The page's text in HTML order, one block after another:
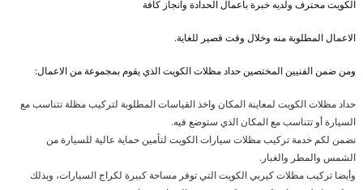
الكويت محترف ولديه خبرة بأعمال الحدادة وانجاز كافة
الاعمال المطلوبة منه وخلال وقت قصير للغاية.
ومن ضمن الفنيين المختصين حداد مظلات الكويت الذي يقوم بمجموعة من الاعمال:
حداد مظلات الكويت لمعاينة المكان واخذ القياسات المطلوبة لتركيب مظلة تتناسب مع
السيارة أو تتناسب مع المكان الذي ستوضع فيه.
نضمن لكم خدمة تركيب مظلات سيارات الكويت لتأمين حماية عالية للسيارة من
الشمس والمطر والغبار.
وأيضا تركيب مظلات كيربي الكويت التي توفر مساحة كبيرة لكراج السيارات، وبذلك